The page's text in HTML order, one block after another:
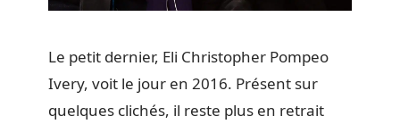
Le petit dernier, Eli Christopher Pompeo
Ivery, voit le jour en 2016. Présent sur
quelques clichés, il reste plus en retrait